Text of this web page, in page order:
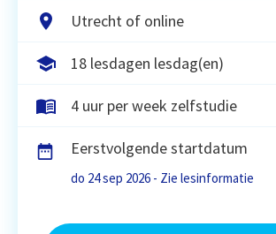
Utrecht of online
18 lesdagen lesdag(en)
4 uur per week zelfstudie
Eerstvolgende startdatum
do 24 sep 2026 - Zie lesinformatie